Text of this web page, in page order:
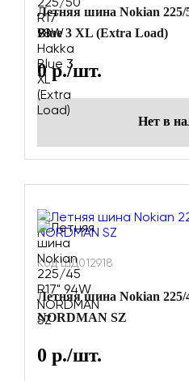
Летняя шина Nokian 225/
Blue 3 XL (Extra Load)
0р./шт.
Нет в
Код ШД012918
Летняя шина Nokian 225/
NORDMAN SZ
0 р./шт.